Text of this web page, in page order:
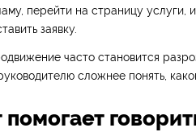
перейти на страницу услуги,
заявку.
часто становится
сложнее понять,
помогает